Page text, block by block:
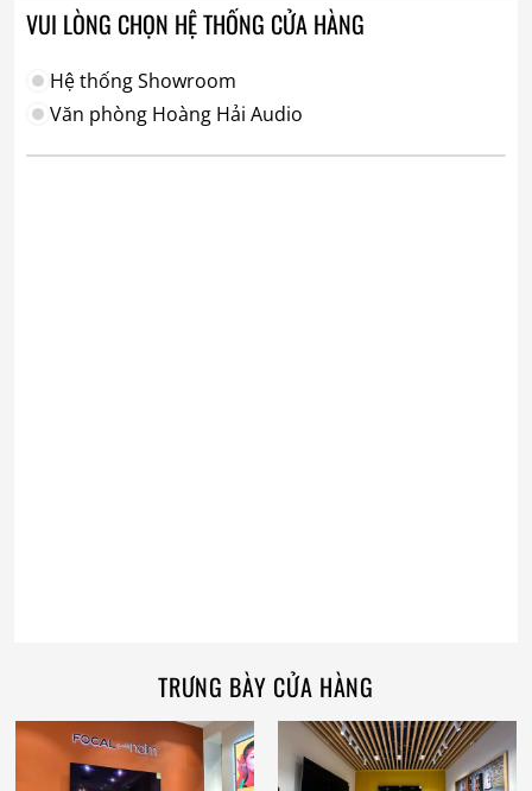
VUI LÒNG CHỌN HỆ THỐNG CỬA HÀNG
Hệ thống Showroom
Văn phòng Hoàng Hải Audio
TRƯNG BÀY CỬA HÀNG